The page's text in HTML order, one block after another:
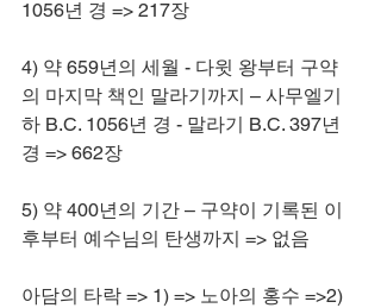
1056년 경 => 217장
4) 약 659년의 세월 - 다윗 왕부터 구약
의 마지막 책인 말라기까지 – 사무엘기
하 B.C. 1056년 경 - 말라기 B.C. 397년
경 => 662장
5) 약 400년의 기간 – 구약이 기록된 이
후부터 예수님의 탄생까지 => 없음
아담의 타락 => 1) => 노아의 홍수 =>2)